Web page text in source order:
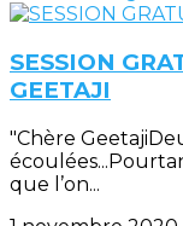
SESSION
GEETAJI
"Chère
que l’on...